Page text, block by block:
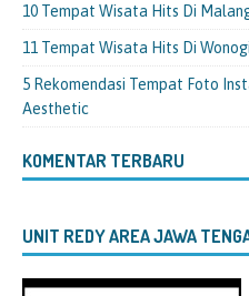
10 Tempat Wisata Hits Di
11 Tempat Wisata Hits Di
5 Rekomendasi Tempat Foto
Aesthetic
KOMENTAR TERBARU
UNIT REDY AREA JAWA